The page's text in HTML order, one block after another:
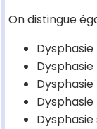
On distingue